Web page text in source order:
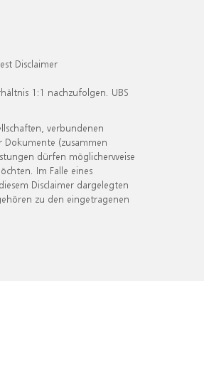
Disclaimer
1:1 nachzufolgen. UBS
verbundenen
(zusammen
dürfen möglicherweise
Im Falle eines
Disclaimer dargelegten
zu den eingetragenen